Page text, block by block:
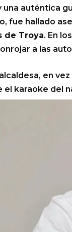
una auténtica
fue hallado
de Troya. En
a las
en
el karaoke del